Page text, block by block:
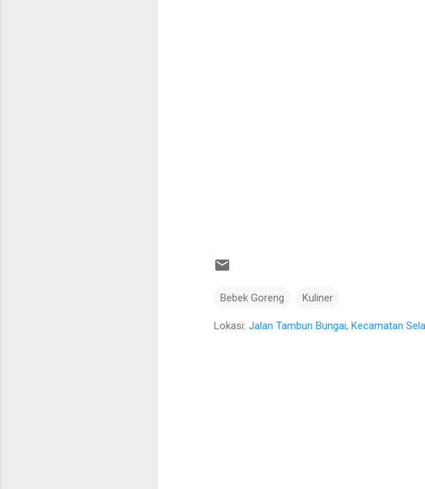
Bebek Goreng Kuliner
Lokasi: Jalan Tambun Bungai, Kecamatan